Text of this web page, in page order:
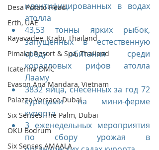
Desa Potato Head
Erth, UAE
Rayavadee, Krabi, Thailand
Pimalai Resort & Spa, Thailand
Icaterina DMC
Evason Ana Mandara, Vietnam
Palazzo Versace Dubai
Six Senses The Palm, Dubai
OKU Bodrum
Six Senses AMAALA
идентифицированных в водах
атолла
43,53 тонны ярких рыбок,
запущенных в естественную
среду обитания среди
коралловых рифов атолла
Лааму
3832 яйца, снесенных за год 72
курицами на мини-ферме
курорта
3 еженедельных мероприятия
по сбору урожая в